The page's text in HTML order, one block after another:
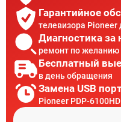
Гарантийное
телевизора Pioneer
Диагностика за
ремонт по желанию
Бесплатный
в день обращения
Замена USB
Pioneer PDP-